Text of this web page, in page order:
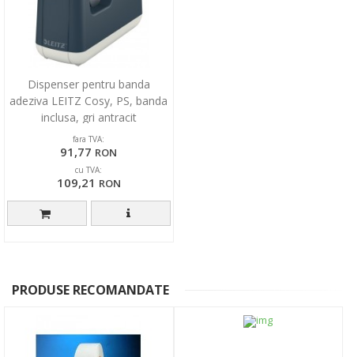
Dispenser pentru banda
adeziva LEITZ Cosy, PS, banda
inclusa, gri antracit
fara TVA:
91,77 RON
cu TVA:
109,21 RON
PRODUSE RECOMANDATE